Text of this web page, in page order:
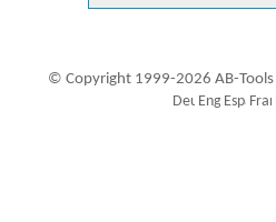
© Copyright 1999-2026 AB-Tools